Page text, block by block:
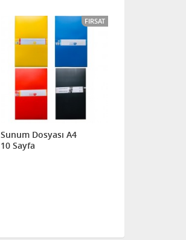
FIRSAT
Sunum Dosyası A4
10 Sayfa